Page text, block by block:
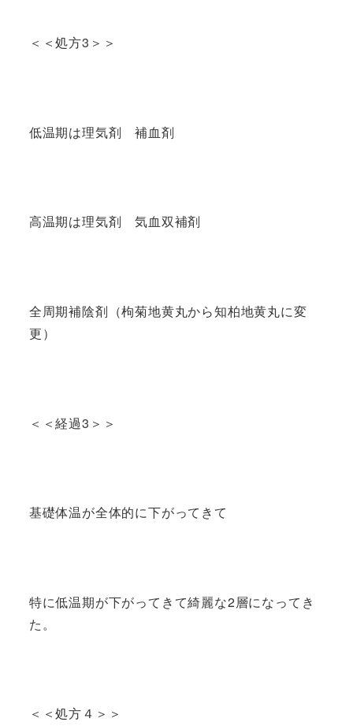
＜＜処方3＞＞
低温期は理気剤 補血剤
高温期は理気剤 気血双補剤
全周期補陰剤（枸菊地黄丸から知柏地黄丸に変
更）
＜＜経過3＞＞
基礎体温が全体的に下がってきて
特に低温期が下がってきて綺麗な2層になってき
た。
＜＜処方４＞＞